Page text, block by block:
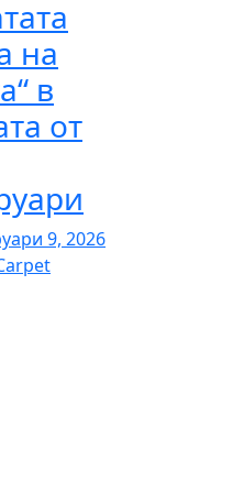
на
в
от
9, 2026